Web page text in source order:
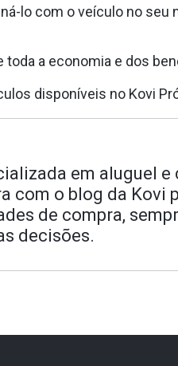
lo com o veículo no seu
toda a economia e dos
disponíveis no Kovi
em aluguel e
com o blog da Kovi
de compra,
decisões.